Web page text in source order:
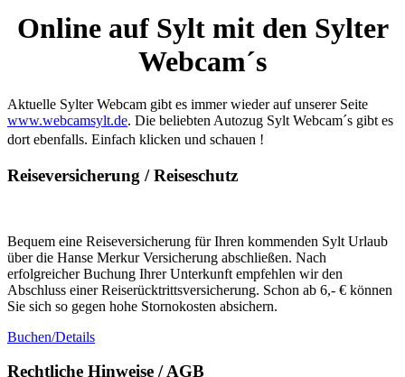
Online auf Sylt mit den Sylter
Webcam´s
Aktuelle Sylter Webcam gibt es immer wieder auf unserer Seite
www.webcamsylt.de. Die beliebten Autozug Sylt Webcam´s gibt es
dort ebenfalls. Einfach klicken und schauen !
Reiseversicherung / Reiseschutz
Bequem eine Reiseversicherung für Ihren kommenden Sylt Urlaub
über die Hanse Merkur Versicherung abschließen. Nach
erfolgreicher Buchung Ihrer Unterkunft empfehlen wir den
Abschluss einer Reiserücktrittsversicherung. Schon ab 6,- € können
Sie sich so gegen hohe Stornokosten absichern.
Buchen/Details
Rechtliche Hinweise / AGB